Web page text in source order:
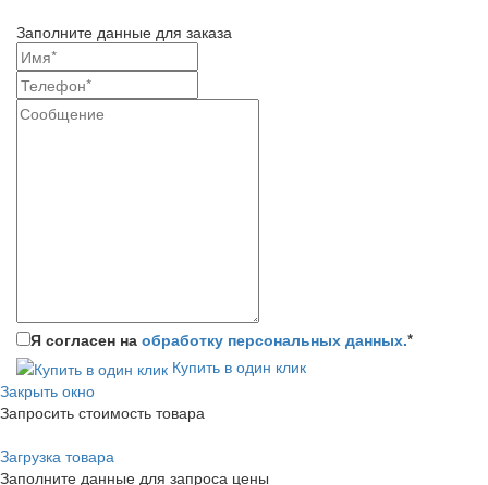
Заполните данные для заказа
Я согласен на обработку персональных данных.*
Купить в один клик
Закрыть окно
Запросить стоимость товара
Загрузка товара
Заполните данные для запроса цены